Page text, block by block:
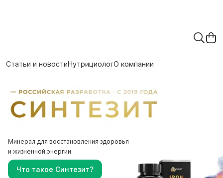
Статьи и новостиНутрициологО компании
Минерал для восстановления здоровья
и жизненной энергии
Что такое Синтезит?